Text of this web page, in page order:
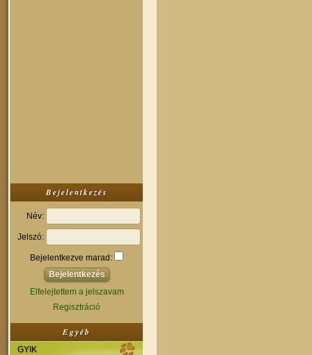
Bejelentkezés
Név:
Jelszó:
Bejelentkezve marad:
Elfelejtettem a jelszavam
Regisztráció
Egyéb
GYIK